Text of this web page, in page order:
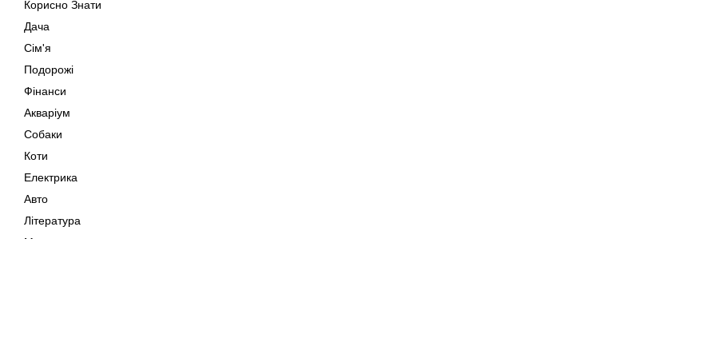
Корисно Знати
Дача
Сім'я
Подорожі
Фінанси
Акваріум
Собаки
Коти
Електрика
Авто
Література
Музика